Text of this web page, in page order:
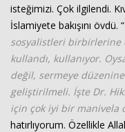
isteğimizi. Çok ilgilendi.
İslamiyete bakışını övdü. “
sosyalistleri birbirlerine
kullandı, kullanıyor.
değil, sermeye
geliştirilmeli. İşte Dr.
için çok iyi bir manivela
hatırlıyorum. Özellikle